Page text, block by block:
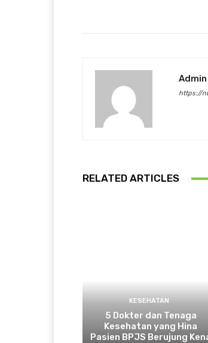
https://
RELATED ARTICLES
KESEHATAN
5 Dokter dan Tenaga
Kesehatan yang Hina
Pasien BPJS Berujung